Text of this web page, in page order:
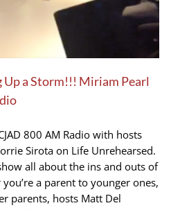
a Storm!!! Miriam Pearl
800 AM Radio with hosts
Sirota on Life Unrehearsed.
all about the ins and outs of
a parent to younger ones,
parents, hosts Matt Del